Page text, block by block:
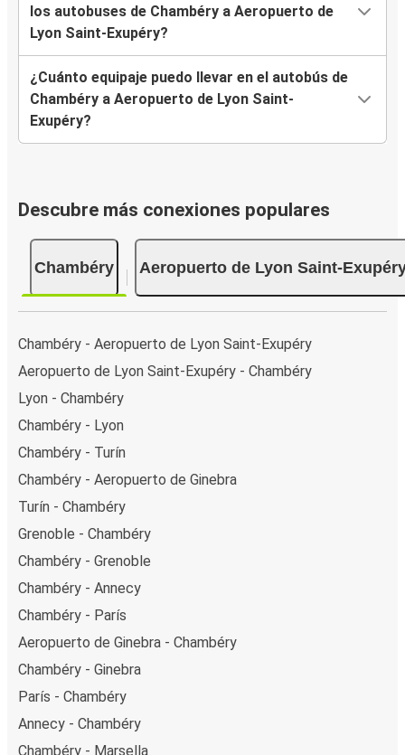
los autobuses de Chambéry a Aeropuerto de
Lyon Saint-Exupéry?
¿Cuánto equipaje puedo llevar en el autobús de
Chambéry a Aeropuerto de Lyon Saint-
Exupéry?
Descubre más conexiones populares
Chambéry Aeropuerto de Lyon Saint-
Chambéry - Aeropuerto de Lyon Saint-Exupéry
Aeropuerto de Lyon Saint-Exupéry - Chambéry
Lyon - Chambéry
Chambéry - Lyon
Chambéry - Turín
Chambéry - Aeropuerto de Ginebra
Turín - Chambéry
Grenoble - Chambéry
Chambéry - Grenoble
Chambéry - Annecy
Chambéry - París
Aeropuerto de Ginebra - Chambéry
Chambéry - Ginebra
París - Chambéry
Annecy - Chambéry
Chambéry - Marsella